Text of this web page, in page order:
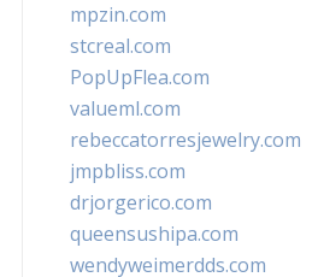
mpzin.com
stcreal.com
PopUpFlea.com
valueml.com
rebeccatorresjewelry.com
jmpbliss.com
drjorgerico.com
queensushipa.com
wendyweimerdds.com